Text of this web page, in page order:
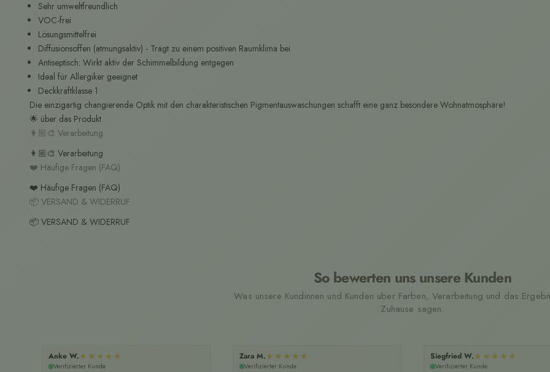
Sehr umweltfreundlich
VOC-frei
Lösungsmittelfrei
Diffusionsoffen (atmungsaktiv) - Trägt zu einem positiven Raumklima bei
Antiseptisch: Wirkt aktiv der Schimmelbildung entgegen
Ideal für Allergiker geeignet
Deckkraftklasse 1
Die einzigartig changierende Optik mit den charakteristischen Pigmentauswaschungen schafft eine ganz besondere Wohnatmosphäre!
🌟 über das Produkt
👩🏼‍🎨 Verarbeitung
👩🏼‍🎨 Verarbeitung
❤️ Häufige Fragen (FAQ)
❤️ Häufige Fragen (FAQ)
📦 VERSAND & WIDERRUF
📦 VERSAND & WIDERRUF
So bewerten uns unsere Kunden
Was unsere Kundinnen und Kunden über Farben, Verarbeitung und das
Zuhause sagen.
Anke W.★★★★★
Verifizierter Kunde
Zara M.★★★★★
Verifizierter Kunde
Siegfried W.★★★★★
Verifizierter Kunde